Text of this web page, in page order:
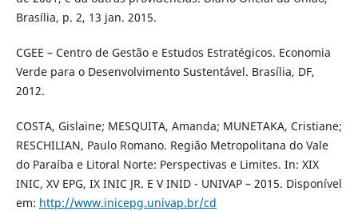
Brasília, p. 2, 13 jan. 2015.
CGEE – Centro de Gestão e Estudos Estratégicos. Economia
Verde para o Desenvolvimento Sustentável. Brasília, DF,
2012.
COSTA, Gislaine; MESQUITA, Amanda; MUNETAKA, Cristiane;
RESCHILIAN, Paulo Romano. Região Metropolitana do Vale
do Paraíba e Litoral Norte: Perspectivas e Limites. In: XIX
INIC, XV EPG, IX INIC JR. E V INID - UNIVAP – 2015. Disponível
em: http://www.inicepg.univap.br/cd